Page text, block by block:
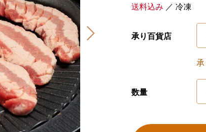
送料込み ／ 冷凍
承り百貨店
数量